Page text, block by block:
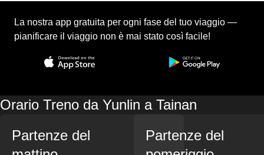
La nostra app gratuita per ogni fase del tuo viaggio —
pianificare il viaggio non è mai stato così facile!
Orario Treno da Yunlin a Tainan
Partenze del
Partenze del